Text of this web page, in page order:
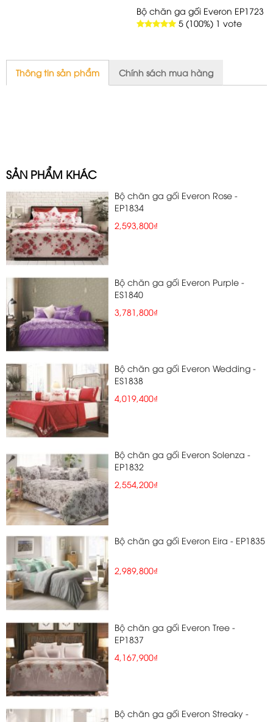
Bộ chăn ga gối Everon EP1723
5 (100%) 1 vote
Thông tin sản phẩm Chính sách mua hàng
SẢN PHẨM KHÁC
Bộ chăn ga gối Everon Rose -
EP1834
2,593,800₫
Bộ chăn ga gối Everon Purple -
ES1840
3,781,800₫
Bộ chăn ga gối Everon Wedding -
ES1838
4,019,400₫
Bộ chăn ga gối Everon Solenza -
EP1832
2,554,200₫
Bộ chăn ga gối Everon Eira - EP1835
2,989,800₫
Bộ chăn ga gối Everon Tree -
EP1837
4,167,900₫
Bộ chăn ga gối Everon Streaky -